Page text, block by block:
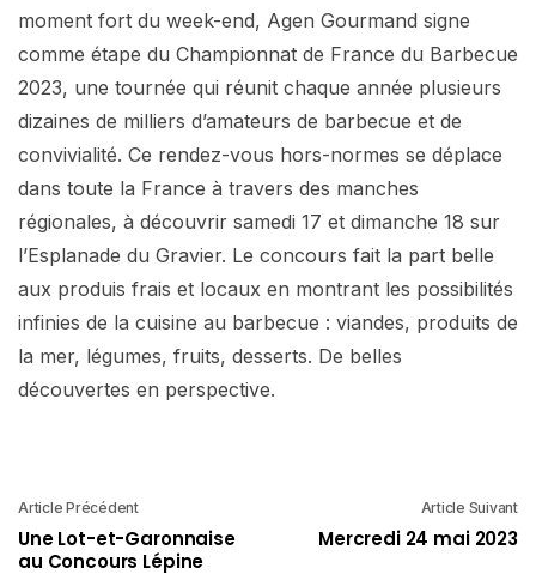
moment fort du week-end, Agen Gourmand signe
comme étape du Championnat de France du Barbecue
2023, une tournée qui réunit chaque année plusieurs
dizaines de milliers d’amateurs de barbecue et de
convivialité. Ce rendez-vous hors-normes se déplace
dans toute la France à travers des manches
régionales, à découvrir samedi 17 et dimanche 18 sur
l’Esplanade du Gravier. Le concours fait la part belle
aux produis frais et locaux en montrant les possibilités
infinies de la cuisine au barbecue : viandes, produits de
la mer, légumes, fruits, desserts. De belles
découvertes en perspective.
Article Précédent
Une Lot-et-Garonnaise
au Concours Lépine
Article Suivant
Mercredi 24 mai 2023